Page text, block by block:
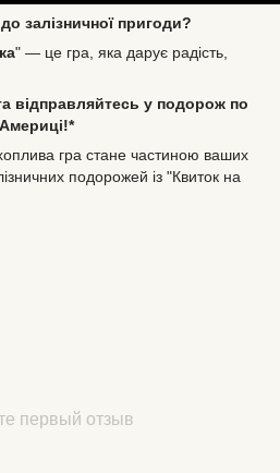
залізничної пригоди?
" — це гра, яка дарує радість,
відправляйтесь у подорож по
Америці!*
гра стане частиною ваших
подорожей із "Квиток на
первый отзыв